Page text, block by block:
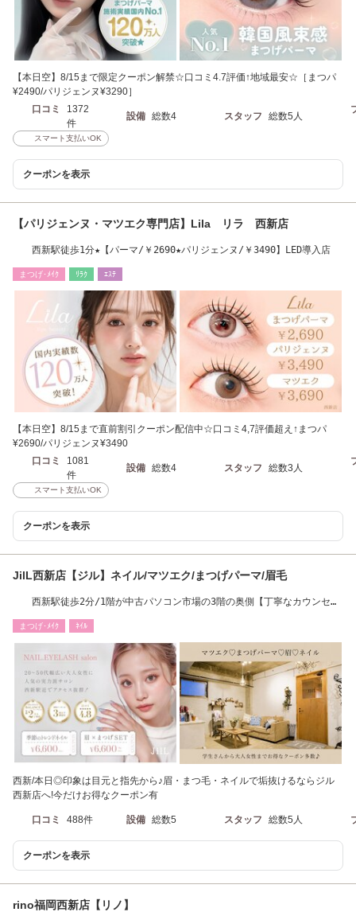
【本日空】8/15まで限定クーポン解禁☆口コミ4.7評価↑地域最安☆［まつパ
¥2490/パリジェンヌ¥3290］
口コミ
1372
件
設備 総数4 スタッフ 総数5人
スマート支払いOK
クーポンを表示
【パリジェンヌ・マツエク専門店】Lila リラ 西新店
西新駅徒歩1分★【パーマ/￥2690★パリジェンヌ/￥3490】LED導入店
まつげ･ﾒｲｸ ﾘﾗｸ ｴｽﾃ
【本日空】8/15まで直前割引クーポン配信中☆口コミ4,7評価超え↑まつパ
¥2690/パリジェンヌ¥3490
口コミ
1081
件
設備 総数4 スタッフ 総数3人
スマート支払いOK
クーポンを表示
JilL西新店【ジル】ネイル/マツエク/まつげパーマ/眉毛
西新駅徒歩2分/1階が中古パソコン市場の3階の奥側【丁寧なカウンセリ
まつげ･ﾒｲｸ ﾈｲﾙ
西新/本日◎印象は目元と指先から♪眉・まつ毛・ネイルで垢抜けるならジル
西新店へ!今だけお得なクーポン有
口コミ 488件 設備 総数5 スタッフ 総数5人
クーポンを表示
rino福岡西新店【リノ】